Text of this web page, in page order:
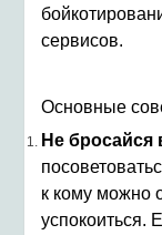
сервисов.
Основные
Не бросайся
к кому можно
успокоиться.